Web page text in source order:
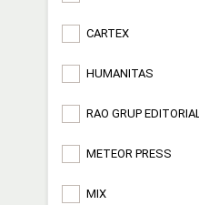
CARTEX
HUMANITAS
RAO GRUP EDITORIAL
METEOR PRESS
MIX